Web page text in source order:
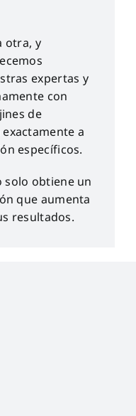
otra, y
expertas y
con
de
a
específicos.
solo obtiene un
que aumenta
resultados.